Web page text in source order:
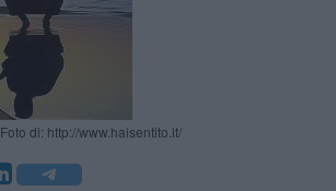
Foto di: http://www.haisentito.it/